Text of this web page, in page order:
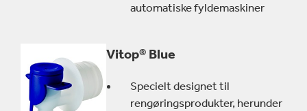
automatiske fyldemaskiner
Vitop® Blue
Specielt designet til
rengøringsprodukter, herunder